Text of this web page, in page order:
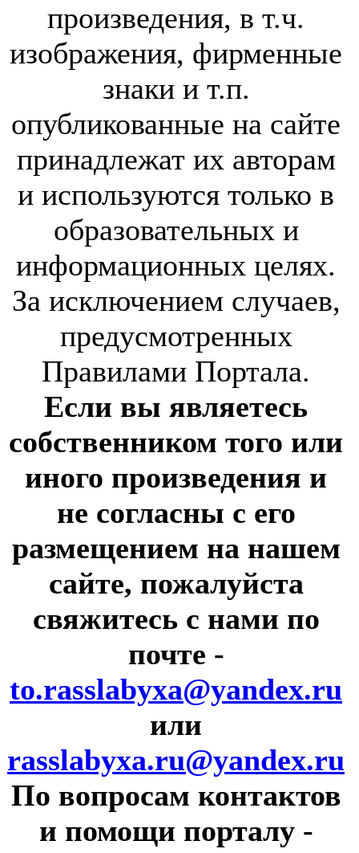
произведения, в т.ч.
изображения, фирменные
знаки и т.п.
опубликованные на сайте
принадлежат их авторам
и используются только в
образовательных и
информационных целях.
За исключением случаев,
предусмотренных
Правилами Портала.
Если вы являетесь
собственником того или
иного произведения и
не согласны с его
размещением на нашем
сайте, пожалуйста
свяжитесь с нами по
почте -
to.rasslabyxa@yandex.ru
или
rasslabyxa.ru@yandex.ru
По вопросам контактов
и помощи порталу -